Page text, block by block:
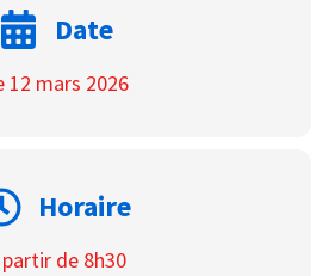
Date
12 mars 2026
Horaire
de 8h30